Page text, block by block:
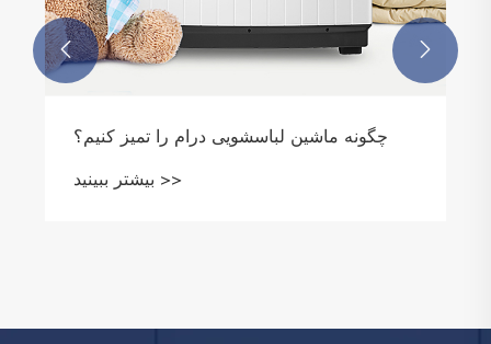
چگونه ماشین لباسشویی درام را تمیز کنیم؟
بیشتر ببینید >>
 